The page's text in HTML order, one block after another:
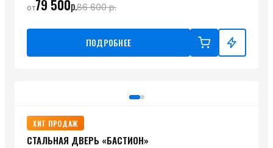
от79 500р.86 600р.
ПОДРОБНЕЕ
ХИТ ПРОДАЖ
СТАЛЬНАЯ ДВЕРЬ «БАСТИОН»